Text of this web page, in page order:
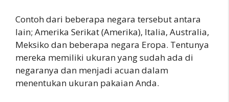
Contoh dari beberapa negara tersebut antara
lain; Amerika Serikat (Amerika), Italia, Australia,
Meksiko dan beberapa negara Eropa. Tentunya
mereka memiliki ukuran yang sudah ada di
negaranya dan menjadi acuan dalam
menentukan ukuran pakaian Anda.